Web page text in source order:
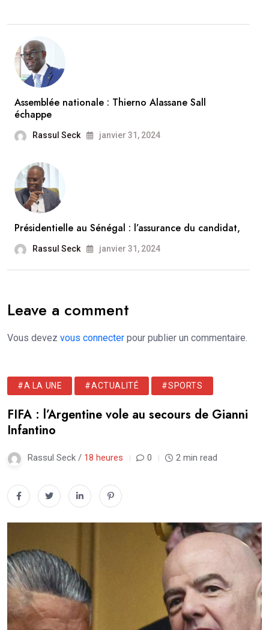
Assemblée nationale : Thierno Alassane Sall
échappe
Rassul Seck janvier 31, 2024
Présidentielle au Sénégal : l’assurance du candidat,
Rassul Seck janvier 31, 2024
Leave a comment
Vous devez vous connecter pour publier un commentaire.
#A LA UNE #ACTUALITÉ #SPORTS
FIFA : l’Argentine vole au secours de Gianni
Infantino
Rassul Seck / 18 heures 0 2 min read